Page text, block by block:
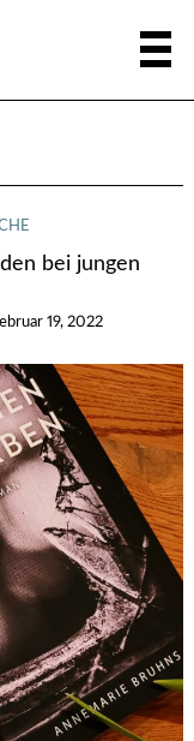
bei jungen
19, 2022